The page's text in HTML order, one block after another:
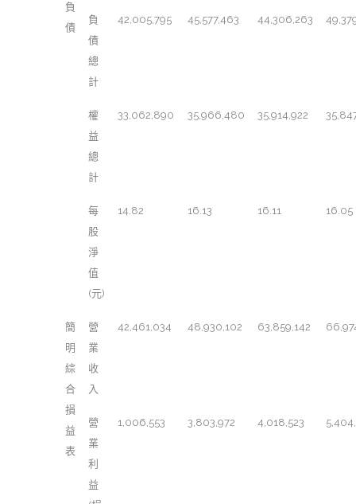
負
債
負
債
總
計
42,005,795 45,577,463 44,306,263
權
益
總
計
33,062,890 35,966,480 35,914,922
每
股
淨
值
(元)
14.82 16.13 16.11 16.05
簡
明
綜
合
損
益
表
營
業
收
入
42,461,034 48,930,102 63,859,142
營
業
利
益
1,006,553 3,803,972 4,018,523